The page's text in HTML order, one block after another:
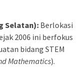
Selatan):Berlokasi
2006 ini berfokus
bidang STEM
Mathematics).